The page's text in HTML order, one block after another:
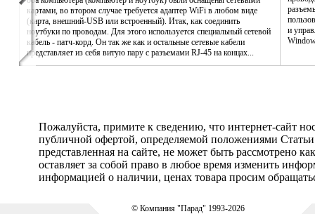
картами, во втором случае требуется адаптер WiFi в любом виде
(карта, внешний-USB или встроенный). Итак, как соединить
ноутбуки по проводам. Для этого используется специальный сетевой
кабель - патч-корд. Он так же как и остальные сетевые кабели
представляет из себя витую пару с разъемами RJ-45 на концах...
и
Пожалуйста, примите к сведению, что интернет-сайт
публичной офертой, определяемой положениями
представленная на сайте, не может быть рассмотрено
оставляет за собой право в любое время изменить
информацией о наличии, ценах товара просим
© Компания "Парад" 1993-2026